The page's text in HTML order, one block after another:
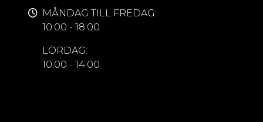
MÅNDAG TILL FREDAG:
10:00 - 18:00
LÖRDAG:
10:00 - 14:00